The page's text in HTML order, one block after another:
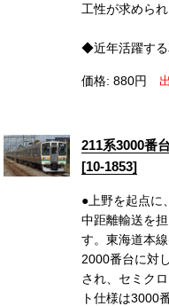
工性が求めら
◆近年活躍する
価格: 880円
211系3000番
[10-1853]
●上野を起点に
中距離輸送を
す。東海道本
2000番台に対
され、セミク
ト仕様は3000